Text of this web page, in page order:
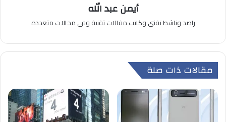
أيمن عبد الله
راصد وناشط تقني وكاتب مقالات تقنية وفي مجالات متعددة
مقالات ذات صلة